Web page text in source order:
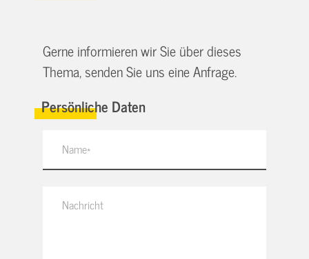
Gerne informieren wir Sie über dieses
Thema, senden Sie uns eine Anfrage.
Persönliche Daten